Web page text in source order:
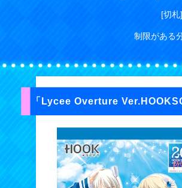
[切
制限がある
「Lycee Overture